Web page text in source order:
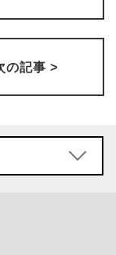
の記事 >